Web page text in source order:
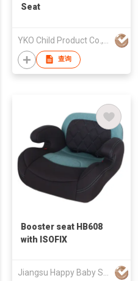
Seat
查询
Booster seat HB608
with ISOFIX